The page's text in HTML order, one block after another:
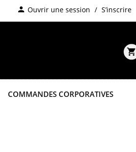
person Ouvrir une session S’inscrire
shopping_cart
COMMANDES CORPORATIVES